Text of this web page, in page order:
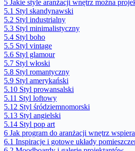
5 Jakie style aranżacji wnętrz można
5.1 Styl skandynawski
5.2 Styl industrialny
5.3 Styl minimalistyczny
5.4 Styl boho
5.5 Styl vintage
5.6 Styl glamour
5.7 Styl włoski
5.8 Styl romantyczny
5.9 Styl amerykański
5.10 Styl prowansalski
5.11 Styl loftowy
5.12 Styl śródziemnomorski
5.13 Styl angielski
5.14 Styl pop art
6 Jak program do aranżacji wnętrz
6.1 Inspiracje i gotowe układy